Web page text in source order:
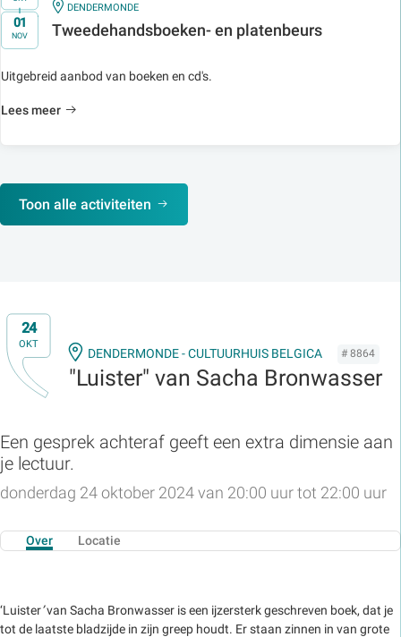
t/m
01
NOV
IN
DENDERMONDE
Tweedehandsboeken- en platenbeurs
Uitgebreid aanbod van boeken en cd's.
Lees meer
Toon alle activiteiten
24
OKT
DENDERMONDE - CULTUURHUIS BELGICA # 8864
"Luister" van Sacha Bronwasser
Een gesprek achteraf geeft een extra dimensie aan
je lectuur.
donderdag 24 oktober 2024 van 20:00 uur tot 22:00 uur
Over Locatie
‘Luister’van Sacha Bronwasser is een ijzersterk geschreven boek, dat je
tot de laatste bladzijde in zijn greep houdt. Er staan zinnen in van grote